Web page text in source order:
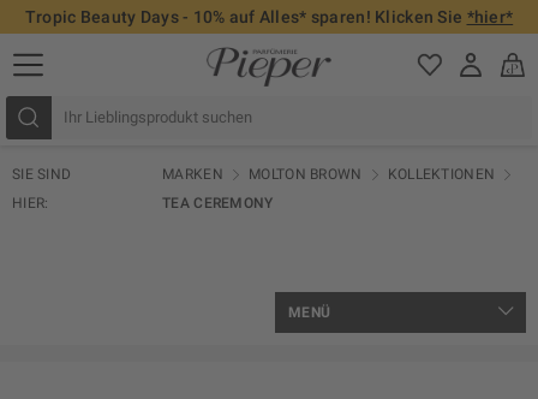
Tropic Beauty Days - 10% auf Alles* sparen! Klicken Sie *hier*
SIE SIND
HIER:
MARKEN MOLTON BROWN
KOLLEKTIONEN
TEA CEREMONY
MENÜ